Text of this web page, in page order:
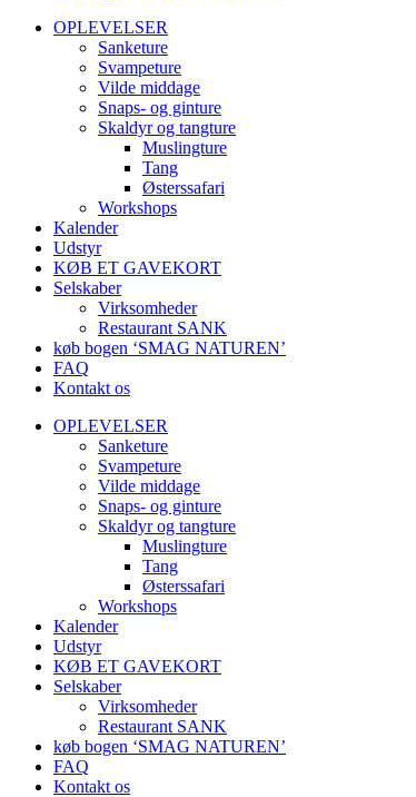
OPLEVELSER
Sanketure
Svampeture
Vilde middage
Snaps- og ginture
Skaldyr og tangture
Muslingture
Tang
Østerssafari
Workshops
Kalender
Udstyr
KØB ET GAVEKORT
Selskaber
Virksomheder
Restaurant SANK
køb bogen ‘SMAG NATUREN’
FAQ
Kontakt os
OPLEVELSER
Sanketure
Svampeture
Vilde middage
Snaps- og ginture
Skaldyr og tangture
Muslingture
Tang
Østerssafari
Workshops
Kalender
Udstyr
KØB ET GAVEKORT
Selskaber
Virksomheder
Restaurant SANK
køb bogen ‘SMAG NATUREN’
FAQ
Kontakt os